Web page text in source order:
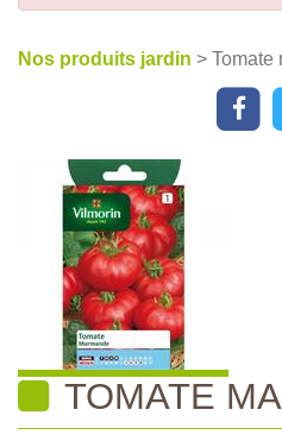
Nos produits jardin > Tomate
TOMATE